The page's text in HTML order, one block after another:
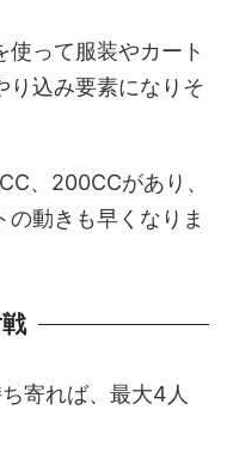
って服装やカート
り込み要素になりそ
、200CCがあり、
の動きも早くなりま
寄れば、最大4人